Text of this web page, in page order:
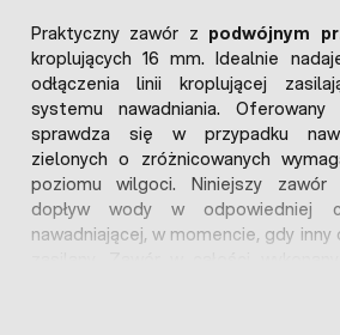
Praktyczny zawór z podwójnym
kroplujących 16 mm. Idealnie
odłączenia linii kroplującej
systemu nawadniania.
sprawdza się w przypadku
zielonych o zróżnicowanych
poziomu wilgoci. Niniejszy zawór
dopływ wody w odpowiedniej
nawadniającej, w momencie, gdy
sztucznego,